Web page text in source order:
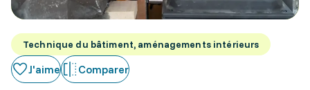
Technique du bâtiment, aménagements intérieurs
J'aime Comparer